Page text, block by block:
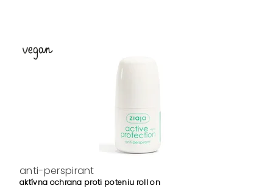
anti-perspirant
aktívna ochrana proti poteniu roll on